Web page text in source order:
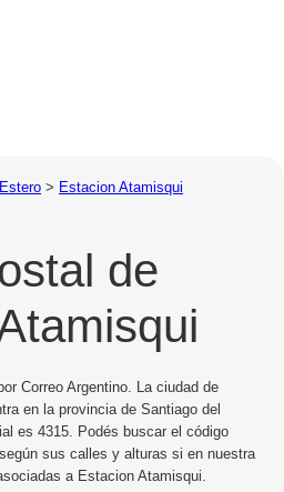
> Estacion Atamisqui
de
Correo Argentino. La ciudad de
en la provincia de Santiago del
es 4315. Podés buscar el código
sus calles y alturas si en nuestra
a Estacion Atamisqui.